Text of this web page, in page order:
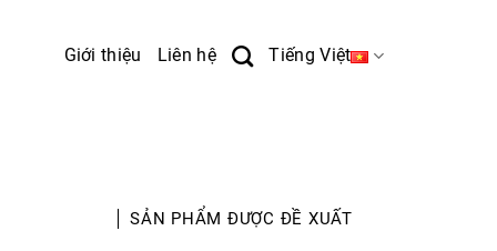
Giới thiệu Liên hệ Tiếng Việt
SẢN PHẨM ĐƯỢC ĐỀ XUẤT